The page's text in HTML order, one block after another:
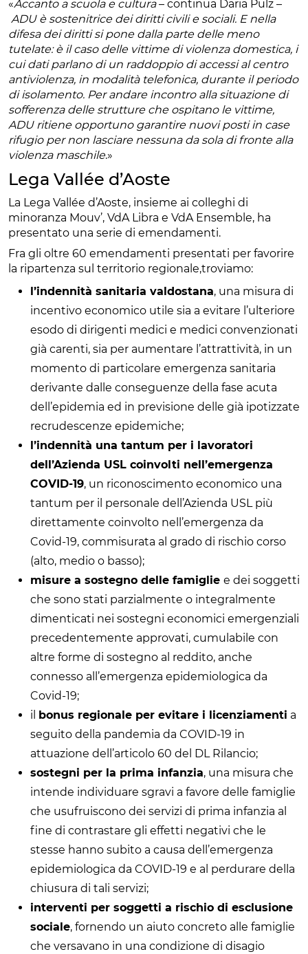
«Accanto a scuola e cultura– continua Daria Pulz –
ADU è sostenitrice dei diritti civili e sociali. E nella
difesa dei diritti si pone dalla parte delle meno
tutelate: è il caso delle vittime di violenza domestica, i
cui dati parlano di un raddoppio di accessi al centro
antiviolenza, in modalità telefonica, durante il periodo
di isolamento. Per andare incontro alla situazione di
sofferenza delle strutture che ospitano le vittime,
ADU ritiene opportuno garantire nuovi posti in case
rifugio per non lasciare nessuna da sola di fronte alla
violenza maschile.»
Lega Vallée d’Aoste
La Lega Vallée d’Aoste, insieme ai colleghi di
minoranza Mouv’, VdA Libra e VdA Ensemble, ha
presentato una serie di emendamenti.
Fra gli oltre 60 emendamenti presentati per favorire
la ripartenza sul territorio regionale,troviamo:
l’indennità sanitaria valdostana, una misura di
incentivo economico utile sia a evitare l’ulteriore
esodo di dirigenti medici e medici convenzionati
già carenti, sia per aumentare l’attrattività, in un
momento di particolare emergenza sanitaria
derivante dalle conseguenze della fase acuta
dell’epidemia ed in previsione delle già ipotizzate
recrudescenze epidemiche;
l’indennità una tantum per i lavoratori
dell’Azienda USL coinvolti nell’emergenza
COVID-19, un riconoscimento economico una
tantum per il personale dell’Azienda USL più
direttamente coinvolto nell’emergenza da
Covid-19, commisurata al grado di rischio corso
(alto, medio o basso);
misure a sostegno delle famiglie e dei soggetti
che sono stati parzialmente o integralmente
dimenticati nei sostegni economici emergenziali
precedentemente approvati, cumulabile con
altre forme di sostegno al reddito, anche
connesso all’emergenza epidemiologica da
Covid-19;
il bonus regionale per evitare i licenziamenti a
seguito della pandemia da COVID-19 in
attuazione dell’articolo 60 del DL Rilancio;
sostegni per la prima infanzia, una misura che
intende individuare sgravi a favore delle famiglie
che usufruiscono dei servizi di prima infanzia al
fine di contrastare gli effetti negativi che le
stesse hanno subito a causa dell’emergenza
epidemiologica da COVID-19 e al perdurare della
chiusura di tali servizi;
interventi per soggetti a rischio di esclusione
sociale, fornendo un aiuto concreto alle famiglie
che versavano in una condizione di disagio